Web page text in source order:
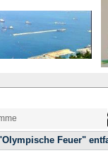
Feuer"